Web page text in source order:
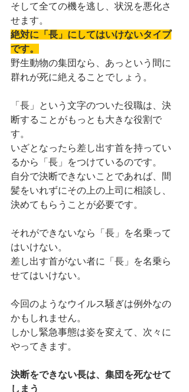
そして全ての機を逃し、状況を悪化さ
せます。
絶対に「長」にしてはいけないタイプ
です。
野生動物の集団なら、あっという間に
群れが死に絶えることでしょう。
「長」という文字のついた役職は、決
断することがもっとも大きな役割で
す。
いざとなったら差し出す首を持ってい
るから「長」をつけているのです。
自分で決断できないことであれば、間
髪をいれずにその上の上司に相談し、
決めてもらうことが必要です。
それができないなら「長」を名乗って
はいけない。
差し出す首がない者に「長」を名乗ら
せてはいけない。
今回のようなウイルス騒ぎは例外なの
かもしれません。
しかし緊急事態は姿を変えて、次々に
やってきます。
決断をできない長は、集団を死なせて
しまう